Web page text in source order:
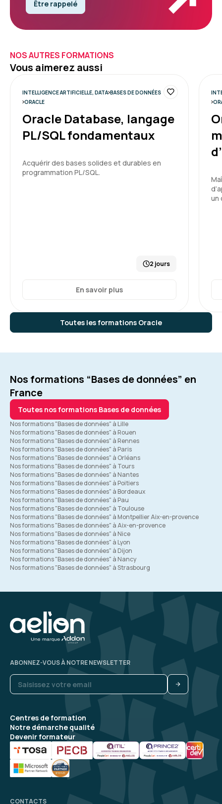
Être rappelé
NOS AUTRES FORMATIONS
Vous aimerez aussi
Toutes les formations Oracle
INTELLIGENCE ARTIFICIELLE, DATA BASES DE DONNÉES
ORACLE
Oracle Database, langage
PL/SQL fondamentaux
Acquérir des bases solides et durables en
programmation PL/SQL.
2 jours
En savoir plus
un
Nos formations “Bases de données” en
France
Toutes nos formations Bases de données
Nos formations "Bases de données" à Lille
Nos formations "Bases de données" à Rouen
Nos formations "Bases de données" à Rennes
Nos formations "Bases de données" à Paris
Nos formations "Bases de données" à Orléans
Nos formations "Bases de données" à Tours
Nos formations "Bases de données" à Nantes
Nos formations "Bases de données" à Poitiers
Nos formations "Bases de données" à Bordeaux
Nos formations "Bases de données" à Pau
Nos formations "Bases de données" à Toulouse
Nos formations "Bases de données" à Montpellier Aix-en-provence
Nos formations "Bases de données" à Aix-en-provence
Nos formations "Bases de données" à Nice
Nos formations "Bases de données" à Lyon
Nos formations "Bases de données" à Dijon
Nos formations "Bases de données" à Nancy
Nos formations "Bases de données" à Strasbourg
Centres de formation
Notre démarche qualité
Devenir formateur
ABONNEZ-VOUS À NOTRE NEWSLETTER
CONTACTS